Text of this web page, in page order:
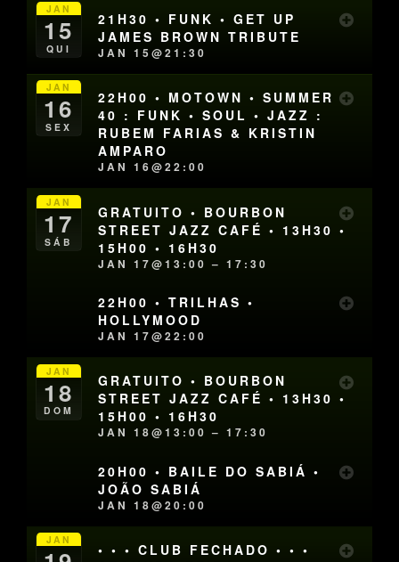
JAN
15
QUI
21H30 • FUNK • GET UP
JAMES BROWN TRIBUTE
JAN 15@21:30
JAN
16
SEX
22H00 • MOTOWN • SUMMER
40 : FUNK • SOUL • JAZZ :
RUBEM FARIAS & KRISTIN
AMPARO
JAN 16@22:00
JAN
17
SÁB
GRATUITO • BOURBON
STREET JAZZ CAFÉ • 13H30 •
15H00 • 16H30
JAN 17@13:00 – 17:30
22H00 • TRILHAS •
HOLLYMOOD
JAN 17@22:00
JAN
18
DOM
GRATUITO • BOURBON
STREET JAZZ CAFÉ • 13H30 •
15H00 • 16H30
JAN 18@13:00 – 17:30
20H00 • BAILE DO SABIÁ •
JOÃO SABIÁ
JAN 18@20:00
JAN
• • • CLUB FECHADO • • •